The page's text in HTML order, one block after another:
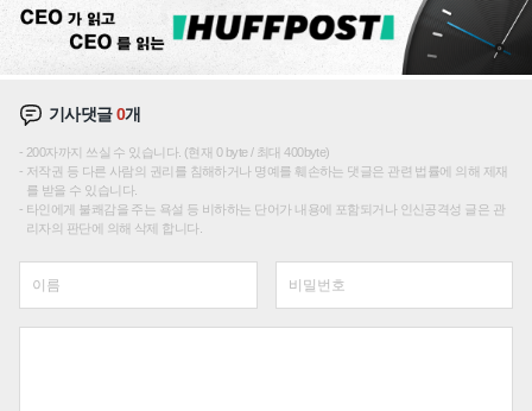
기사댓글0개
200자까지 쓰실 수 있습니다. (현재 0 byte / 최대 400byte)
저작권 등 다른 사람의 권리를 침해하거나 명예를 훼손하는 댓글은 관련 법률에 의해 제재
를 받을 수 있습니다.
타인에게 불쾌감을 주는 욕설 등 비하하는 단어가 내용에 포함되거나 인신공격성 글은 관
리자의 판단에 의해 삭제 합니다.